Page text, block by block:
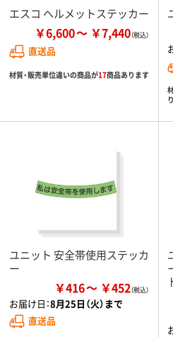
エスコ ヘルメットステッカー
￥6,600 ￥7,440
直送品
材質・販売単位違いの商品が17商品あります
ユニット 安全帯使用ステッカ
ー
￥416 ￥452
お届け日：8月25日（火）まで
直送品